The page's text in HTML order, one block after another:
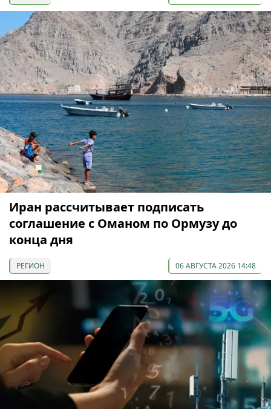
Иран рассчитывает подписать
соглашение с Оманом по Ормузу до
конца дня
РЕГИОН 06 АВГУСТА 2026 14:48